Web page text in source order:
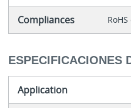
Compliances
ESPECIFICACIONES
Application